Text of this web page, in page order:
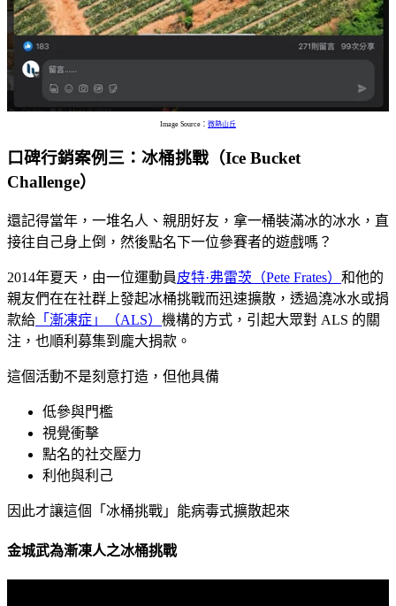
Image Source： 微熱山丘
口碑行銷案例三：冰桶挑戰（Ice Bucket
Challenge）
還記得當年，一堆名人、親朋好友，拿一桶裝滿冰的冰水，直
接往自己身上倒，然後點名下一位參賽者的遊戲嗎？
2014年夏天，由一位運動員皮特·弗雷茨（Pete Frates） 和他的
親友們在在社群上發起冰桶挑戰而迅速擴散，透過澆冰水或捐
款給 「漸凍症」（ALS） 機構的方式，引起大眾對 ALS 的關
注，也順利募集到龐大捐款。
這個活動不是刻意打造，但他具備
低參與門檻
視覺衝擊
點名的社交壓力
利他與利己
因此才讓這個「冰桶挑戰」能病毒式擴散起來
金城武為漸凍人之冰桶挑戰